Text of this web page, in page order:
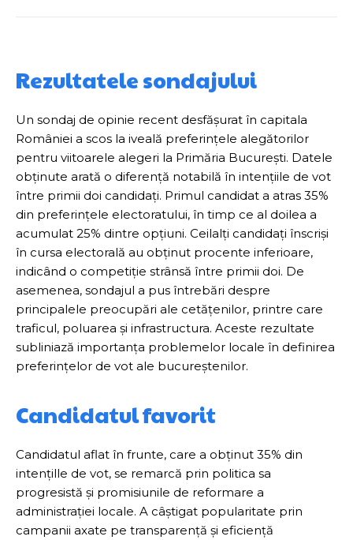
Rezultatele sondajului
Un sondaj de opinie recent desfășurat în capitala
României a scos la iveală preferințele alegătorilor
pentru viitoarele alegeri la Primăria București. Datele
obținute arată o diferență notabilă în intențiile de vot
între primii doi candidați. Primul candidat a atras 35%
din preferințele electoratului, în timp ce al doilea a
acumulat 25% dintre opțiuni. Ceilalți candidați înscriși
în cursa electorală au obținut procente inferioare,
indicând o competiție strânsă între primii doi. De
asemenea, sondajul a pus întrebări despre
principalele preocupări ale cetățenilor, printre care
traficul, poluarea și infrastructura. Aceste rezultate
subliniază importanța problemelor locale în definirea
preferințelor de vot ale bucureștenilor.
Candidatul favorit
Candidatul aflat în frunte, care a obținut 35% din
intențille de vot, se remarcă prin politica sa
progresistă și promisiunile de reformare a
administrației locale. A câștigat popularitate prin
campanii axate pe transparență și eficiență